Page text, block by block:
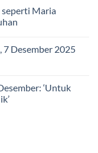
seperti Maria
7 Desember 2025
‘Untuk